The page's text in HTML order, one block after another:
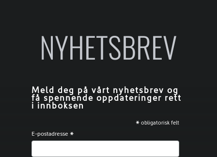
NYHETSBREV
Meld deg på vårt nyhetsbrev og
få spennende oppdateringer rett
i innboksen
* obligatorisk felt
E-postadresse *